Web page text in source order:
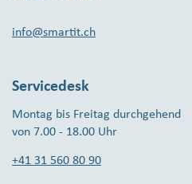
info@smartit.ch
Servicedesk
Montag bis Freitag durchgehend
von 7.00 - 18.00 Uhr
+41 31 560 80 90